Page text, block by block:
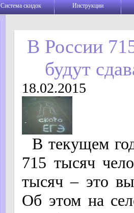
Система скидок Инструкции
В России
будут
18.02.2015
В текущем
715 тысяч
тысяч – это
Об этом на